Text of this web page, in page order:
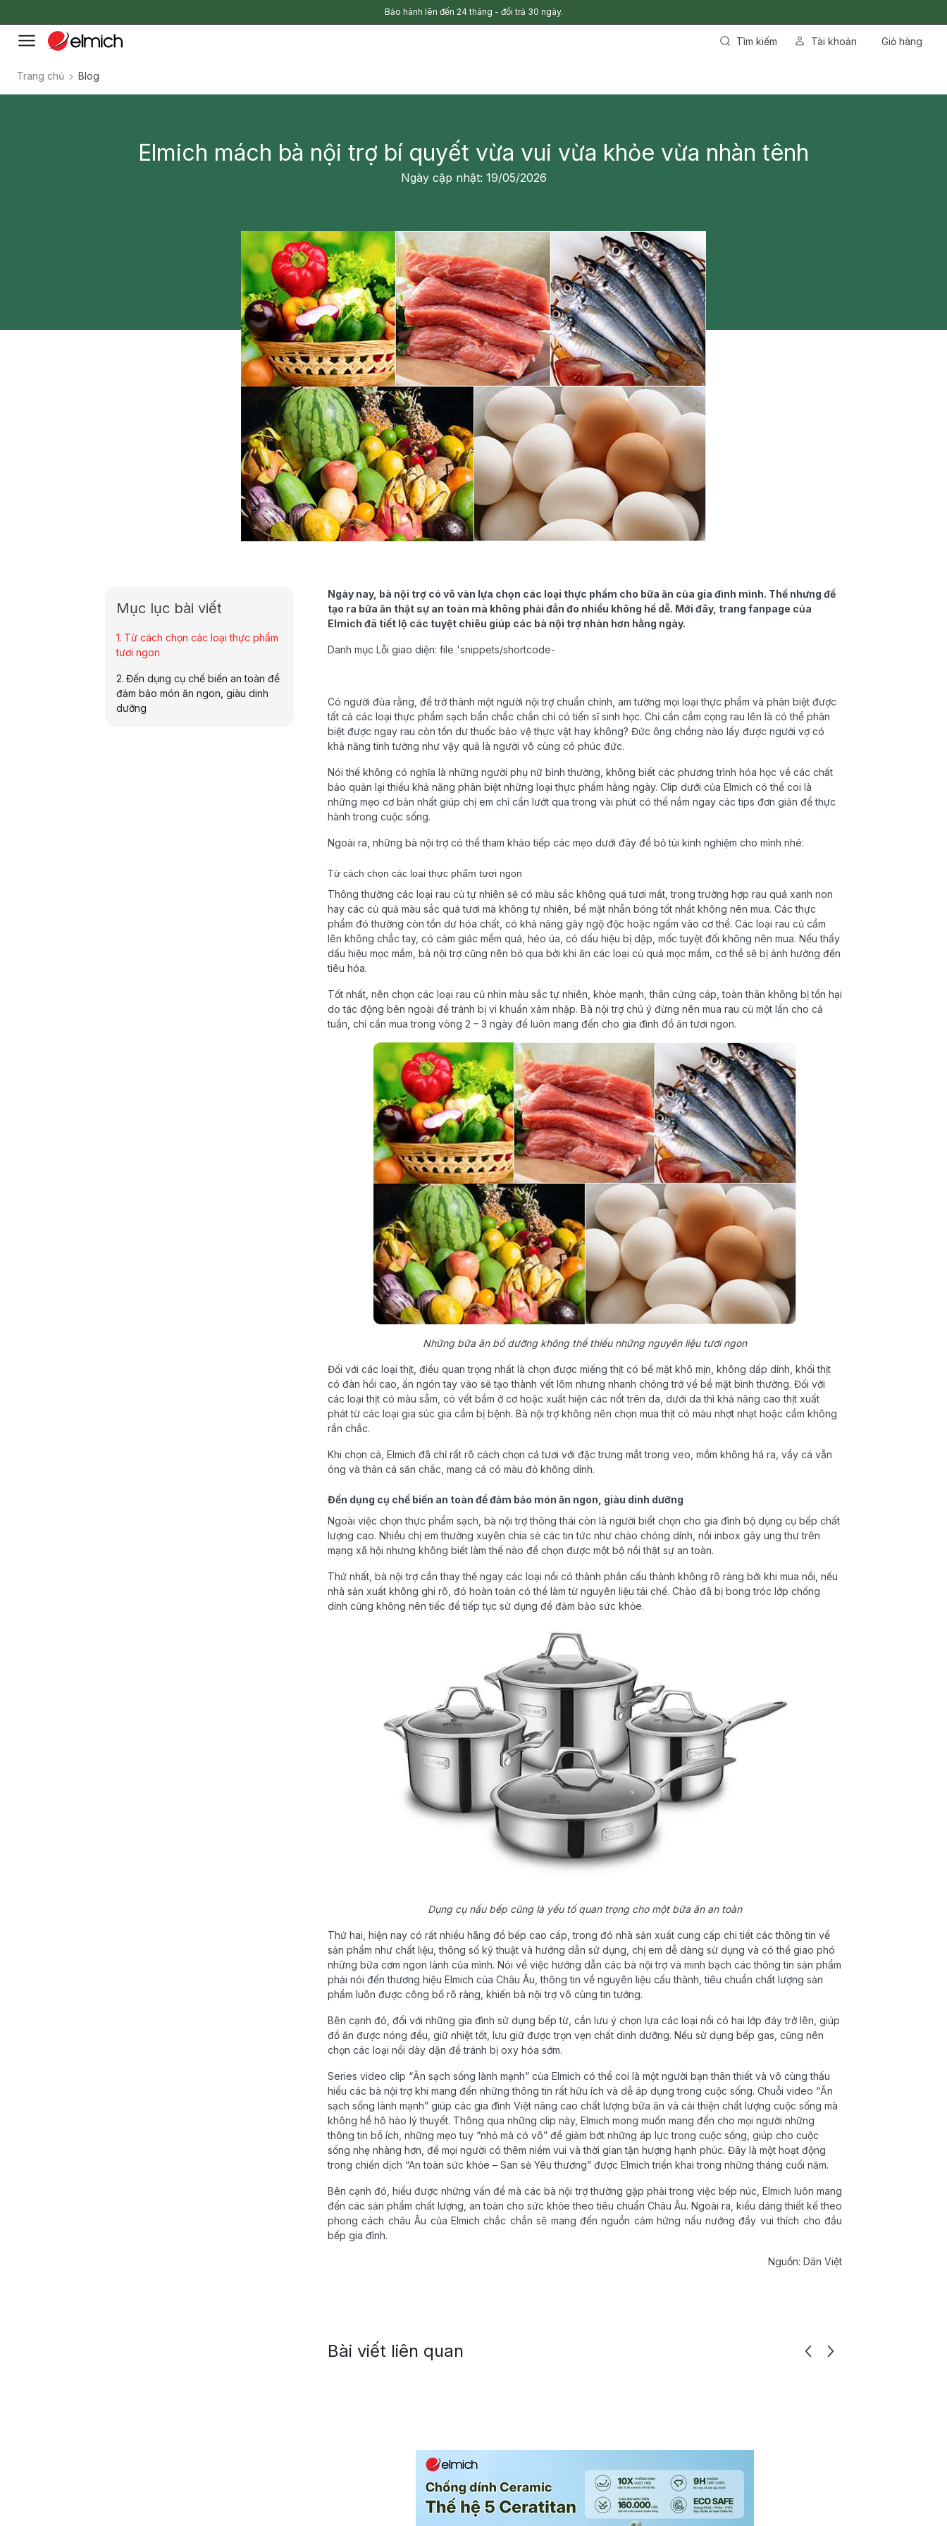
Bảo hành lên đến 24 tháng - đổi trả 30 ngày.
Tìm kiếm Tài khoản Giỏ hàng
Trang chủ Blog
Elmich mách bà nội trợ bí quyết vừa vui vừa khỏe vừa nhàn tênh
Ngày cập nhật: 19/05/2026
Ngày nay, bà nội trợ có vô vàn lựa chọn các loại thực phẩm cho bữa ăn của gia đình mình. Thế nhưng để
tạo ra bữa ăn thật sự an toàn mà không phải đắn đo nhiều không hề dễ. Mới đây, trang fanpage của
Elmich đã tiết lộ các tuyệt chiêu giúp các bà nội trợ nhàn hơn hằng ngày.
Danh mục Lỗi giao diện: file 'snippets/shortcode-
Có người đùa rằng, để trở thành một người nội trợ chuẩn chỉnh, am tường mọi loại thực phẩm và phân biệt được
tất cả các loại thực phẩm sạch bẩn chắc chắn chỉ có tiến sĩ sinh học. Chỉ cần cầm cọng rau lên là có thể phân
biệt được ngay rau còn tồn dư thuốc bảo vệ thực vật hay không? Đức ông chồng nào lấy được người vợ có
khả năng tinh tường như vậy quả là người vô cùng có phúc đức.
Nói thế không có nghĩa là những người phụ nữ bình thường, không biết các phương trình hóa học về các chất
bảo quản lại thiếu khả năng phân biệt những loại thực phẩm hằng ngày. Clip dưới của Elmich có thể coi là
những mẹo cơ bản nhất giúp chị em chỉ cần lướt qua trong vài phút có thể nắm ngay các tips đơn giản để thực
hành trong cuộc sống.
Ngoài ra, những bà nội trợ có thể tham khảo tiếp các mẹo dưới đây để bỏ túi kinh nghiệm cho mình nhé:
Từ cách chọn các loại thực phẩm tươi ngon
Thông thường các loại rau củ tự nhiên sẽ có màu sắc không quá tươi mắt, trong trường hợp rau quá xanh non
hay các củ quả màu sắc quá tươi mà không tự nhiên, bề mặt nhẵn bóng tốt nhất không nên mua. Các thực
phẩm đó thường còn tồn dư hóa chất, có khả năng gây ngộ độc hoặc ngấm vào cơ thể. Các loại rau củ cầm
lên không chắc tay, có cảm giác mềm quá, héo úa, có dấu hiệu bị dập, mốc tuyệt đối không nên mua. Nếu thấy
dấu hiệu mọc mầm, bà nội trợ cũng nên bỏ qua bởi khi ăn các loại củ quả mọc mầm, cơ thể sẽ bị ảnh hưởng đến
tiêu hóa.
Tốt nhất, nên chọn các loại rau củ nhìn màu sắc tự nhiên, khỏe mạnh, thân cứng cáp, toàn thân không bị tổn hại
do tác động bên ngoài để tránh bị vi khuẩn xâm nhập. Bà nội trợ chú ý đừng nên mua rau củ một lần cho cả
tuần, chỉ cần mua trong vòng 2 – 3 ngày để luôn mang đến cho gia đình đồ ăn tươi ngon.
Những bữa ăn bổ dưỡng không thể thiếu những nguyên liệu tươi ngon
Đối với các loại thịt, điều quan trọng nhất là chọn được miếng thịt có bề mặt khô mịn, không dấp dính, khối thịt
có đàn hồi cao, ấn ngón tay vào sẽ tạo thành vết lõm nhưng nhanh chóng trở về bề mặt bình thường. Đối với
các loại thịt có màu sẫm, có vết bầm ở cơ hoặc xuất hiện các nốt trên da, dưới da thì khả năng cao thịt xuất
phát từ các loại gia súc gia cầm bị bệnh. Bà nội trợ không nên chọn mua thịt có màu nhợt nhạt hoặc cầm không
rắn chắc.
Khi chọn cá, Elmich đã chỉ rất rõ cách chọn cá tươi với đặc trưng mắt trong veo, mồm không há ra, vẩy cá vẫn
óng và thân cá săn chắc, mang cá có màu đỏ không dính.
Đến dụng cụ chế biến an toàn để đảm bảo món ăn ngon, giàu dinh dưỡng
Ngoài việc chọn thực phẩm sạch, bà nội trợ thông thái còn là người biết chọn cho gia đình bộ dụng cụ bếp chất
lượng cao. Nhiều chị em thường xuyên chia sẻ các tin tức như chảo chóng dính, nồi inbox gây ung thư trên
mạng xã hội nhưng không biết làm thế nào để chọn được một bộ nồi thật sự an toàn.
Thứ nhất, bà nội trợ cần thay thế ngay các loại nồi có thành phần cấu thành không rõ ràng bởi khi mua nồi, nếu
nhà sản xuất không ghi rõ, đó hoàn toàn có thể làm từ nguyên liệu tái chế. Chảo đã bị bong tróc lớp chống
dính cũng không nên tiếc để tiếp tục sử dụng để đảm bảo sức khỏe.
Dụng cụ nấu bếp cũng là yếu tố quan trọng cho một bữa ăn an toàn
Thứ hai, hiện nay có rất nhiều hãng đồ bếp cao cấp, trong đó nhà sản xuất cung cấp chi tiết các thông tin về
sản phẩm như chất liệu, thông số kỹ thuật và hướng dẫn sử dụng, chị em dễ dàng sử dụng và có thể giao phó
những bữa cơm ngon lành của mình. Nói về việc hướng dẫn các bà nội trợ và minh bạch các thông tin sản phẩm
phải nói đến thương hiệu Elmich của Châu Âu, thông tin về nguyên liệu cấu thành, tiêu chuẩn chất lượng sản
phẩm luôn được công bố rõ ràng, khiến bà nội trợ vô cùng tin tưởng.
Bên cạnh đó, đối với những gia đình sử dụng bếp từ, cần lưu ý chọn lựa các loại nồi có hai lớp đáy trở lên, giúp
đồ ăn được nóng đều, giữ nhiệt tốt, lưu giữ được trọn vẹn chất dinh dưỡng. Nếu sử dụng bếp gas, cũng nên
chọn các loại nồi dày dặn để tránh bị oxy hóa sớm.
Series video clip “Ăn sạch sống lành mạnh” của Elmich có thể coi là một người bạn thân thiết và vô cùng thấu
hiểu các bà nội trợ khi mang đến những thông tin rất hữu ích và dễ áp dụng trong cuộc sống. Chuỗi video “Ăn
sạch sống lành mạnh” giúp các gia đình Việt nâng cao chất lượng bữa ăn và cải thiện chất lượng cuộc sống mà
không hề hô hào lý thuyết. Thông qua những clip này, Elmich mong muốn mang đến cho mọi người những
thông tin bổ ích, những mẹo tuy “nhỏ mà có võ” để giảm bớt những áp lực trong cuộc sống, giúp cho cuộc
sống nhẹ nhàng hơn, để mọi người có thêm niềm vui và thời gian tận hượng hạnh phúc. Đây là một hoạt động
trong chiến dịch “An toàn sức khỏe – San sẻ Yêu thương” được Elmich triển khai trong những tháng cuối năm.
Bên cạnh đó, hiểu được những vấn đề mà các bà nội trợ thường gặp phải trong việc bếp núc, Elmich luôn mang
đến các sản phẩm chất lượng, an toàn cho sức khỏe theo tiêu chuẩn Châu Âu. Ngoài ra, kiểu dáng thiết kế theo
phong cách châu Âu của Elmich chắc chắn sẽ mang đến nguồn cảm hứng nấu nướng đầy vui thích cho đầu
bếp gia đình.
Nguồn: Dân Việt
Bài viết liên quan
Mục lục bài viết
Từ cách chọn các loại thực phẩm
tươi ngon
Đến dụng cụ chế biến an toàn để
đảm bảo món ăn ngon, giàu dinh
dưỡng